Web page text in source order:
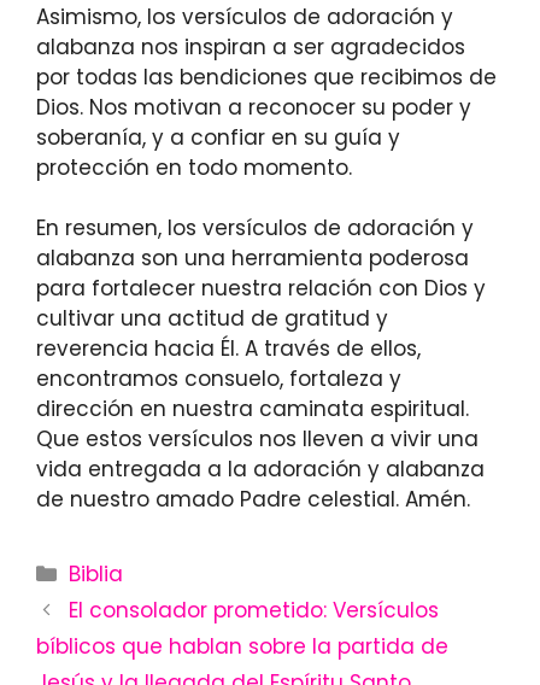
Asimismo, los versículos de adoración y
alabanza nos inspiran a ser agradecidos
por todas las bendiciones que recibimos de
Dios. Nos motivan a reconocer su poder y
soberanía, y a confiar en su guía y
protección en todo momento.
En resumen, los versículos de adoración y
alabanza son una herramienta poderosa
para fortalecer nuestra relación con Dios y
cultivar una actitud de gratitud y
reverencia hacia Él. A través de ellos,
encontramos consuelo, fortaleza y
dirección en nuestra caminata espiritual.
Que estos versículos nos lleven a vivir una
vida entregada a la adoración y alabanza
de nuestro amado Padre celestial. Amén.
Categories
Biblia
El consolador prometido: Versículos
bíblicos que hablan sobre la partida de